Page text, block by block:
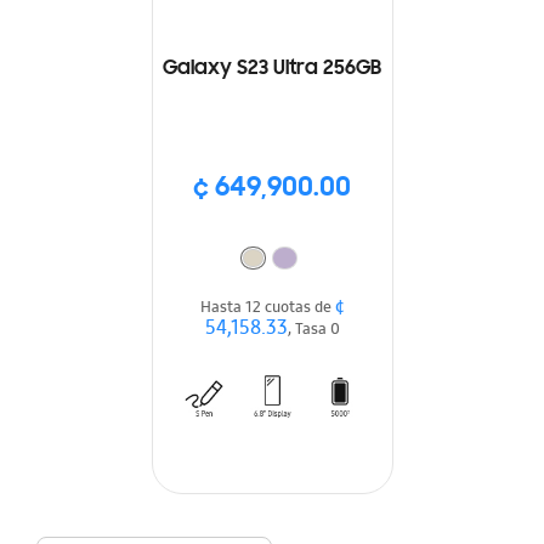
Galaxy S23 Ultra 256GB
¢ 649,900.00
Hasta 12 cuotas de¢
54,158.33, Tasa 0